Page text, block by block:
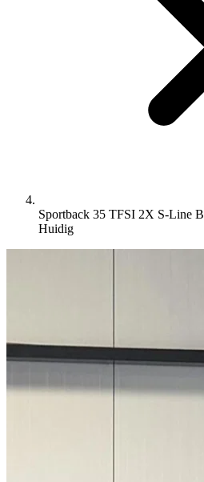
Sportback 35 TFSI 2X S-Line
Huidig